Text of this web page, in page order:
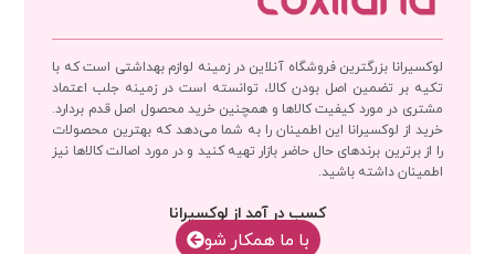
لوکسیرانا بزرگترین فروشگاه آنلاین در زمینه لوازم بهداشتی است که با
تکیه بر تضمین اصل بودن کالا، توانسته است در زمینه جلب اعتماد
مشتری در مورد کیفیت کالاها و همچنین خرید محصول اصل قدم بردارد.
خرید از لوکسیرانا این اطمینان را به شما می‌دهد که بهترین محصولات
را از برترین برندهای حال حاضر بازار تهیه کنید و در مورد اصالت کالاها نیز
اطمینان داشته باشید.
کسب در آمد از لوکسیرانا
با‌‌ ما همکار شو